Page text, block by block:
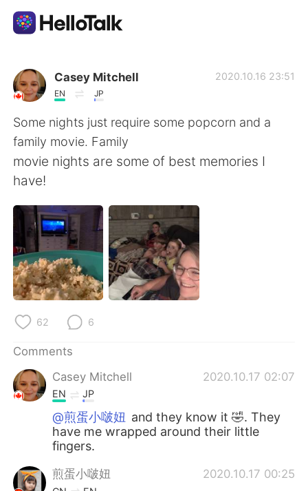
Language Exchange App
AI Grammar Checker
English
简体中文 繁體中文
Español العربية
Français Deutsch
Русский
Indonesia Italiano
Türkçe Tiếng Việt
Português
Casey Mitchell
EN JP
2020.10.16 23:51
Some nights just require some popcorn and a
family movie. Family
movie nights are some of best memories I
have!
62 6
Comments
Casey Mitchell
2020.10.17 02:07
EN JP
@煎蛋小啵妞 and they know it 🤣. They
have me wrapped around their little
fingers.
煎蛋小啵妞 2020.10.17 00:25